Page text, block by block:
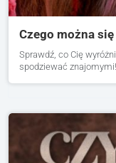
Czego można
Sprawdź, co Cię
spodziewać znajomymi!